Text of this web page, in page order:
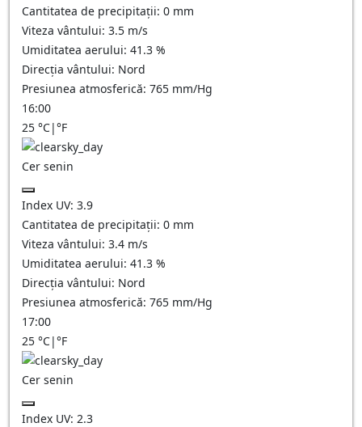
Cantitatea de precipitații: 0 mm
Viteza vântului: 3.5 m/s
Umiditatea aerului: 41.3 %
Direcția vântului: Nord
Presiunea atmosferică: 765 mm/Hg
16:00
25 °C|°F
Cer senin
Index UV: 3.9
Cantitatea de precipitații: 0 mm
Viteza vântului: 3.4 m/s
Umiditatea aerului: 41.3 %
Direcția vântului: Nord
Presiunea atmosferică: 765 mm/Hg
17:00
25 °C|°F
Cer senin
Index UV: 2.3